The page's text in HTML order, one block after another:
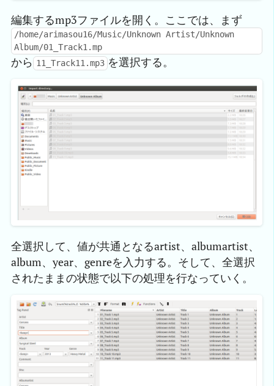
編集するmp3ファイルを開く。ここでは、まず
/home/arimasou16/Music/Unknown Artist/Unknown
Album/01_Track1.mp
から 11_Track11.mp3 を選択する。
全選択して、値が共通となるartist、albumartist、
album、year、genreを入力する。そして、全選択
されたままの状態で以下の処理を行なっていく。